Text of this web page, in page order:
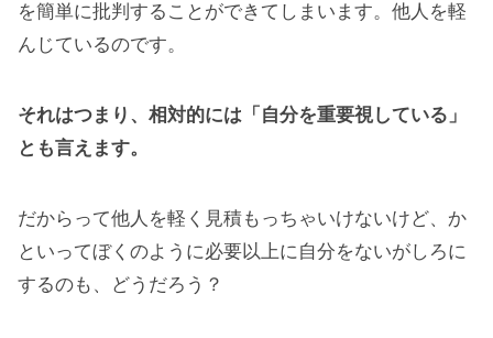
を簡単に批判することができてしまいます。他人を軽
んじているのです。
それはつまり、相対的には「自分を重要視している」
とも言えます。
だからって他人を軽く見積もっちゃいけないけど、か
といってぼくのように必要以上に自分をないがしろに
するのも、どうだろう？